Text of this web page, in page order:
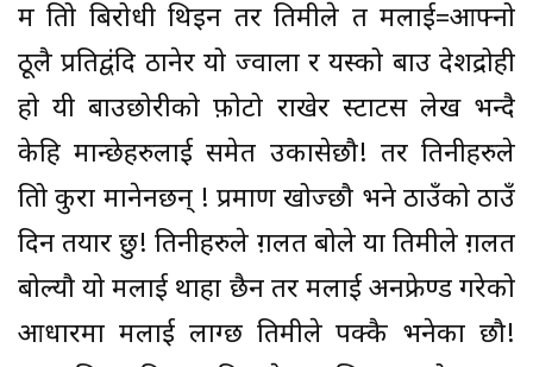
म तिम्रो बिरोधी थिइन तर तिमीले त मलाई=आफ्नो
ठूलै प्रतिद्वंदि ठानेर यो ज्वाला र यस्को बाउ देशद्रोही
हो यी बाउछोरीको फ़ोटो राखेर स्टाटस लेख भन्दै
केहि मान्छेहरुलाई समेत उकासेछौ! तर तिनीहरुले
तिम्रो कुरा मानेनछन् ! प्रमाण खोज्छौ भने ठाउँको ठाउँ
दिन तयार छु! तिनीहरुले ग़लत बोले या तिमीले ग़लत
बोल्यौ यो मलाई थाहा छैन तर मलाई अनफ्रेण्ड गरेको
आधारमा मलाई लाग्छ तिमीले पक्कै भनेका छौ!